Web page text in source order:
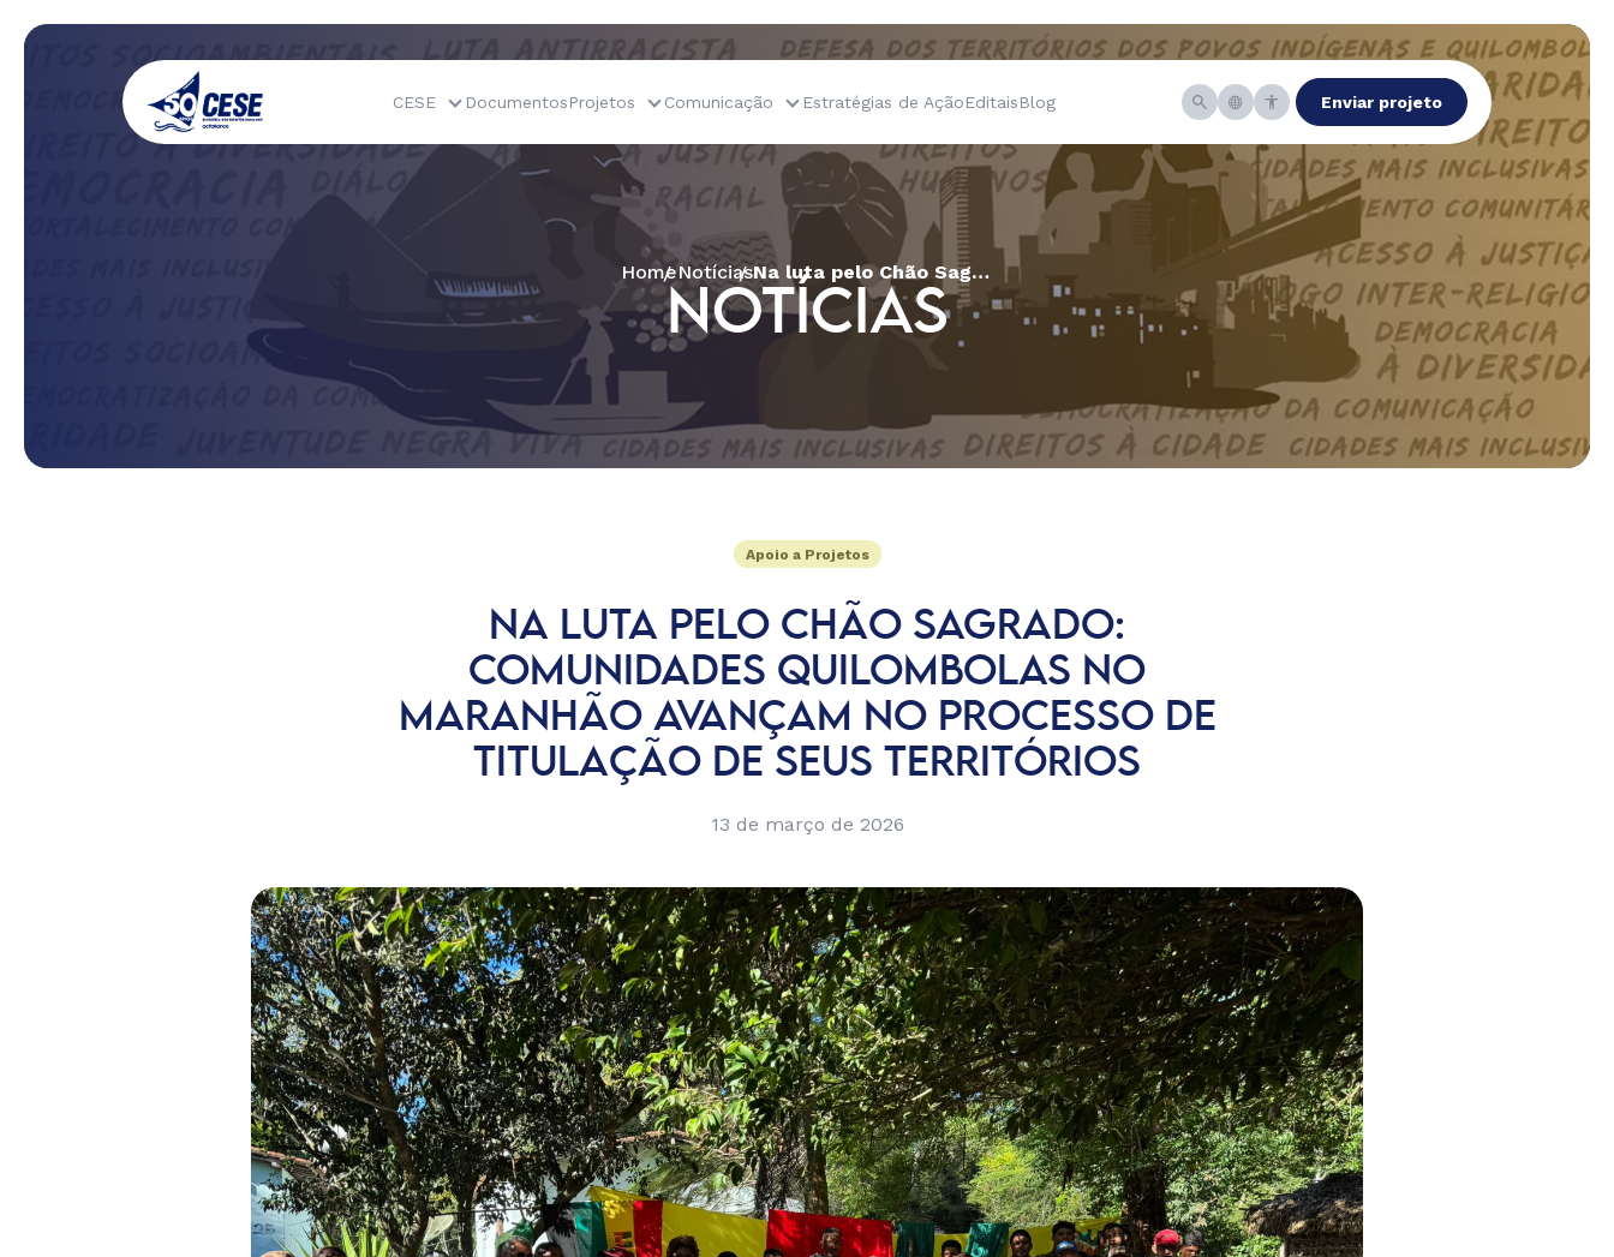
CESE DocumentosProjetos Comunicação Estratégias de AçãoEditaisBlog Enviar projeto
HomeNotícias Na luta pelo Chão Sagrado: comunidades quilombolas no Maranhão avançam no processo de titulação de seus territórios
NOTÍCIAS
Apoio a Projetos
NA LUTA PELO CHÃO SAGRADO:
COMUNIDADES QUILOMBOLAS NO
MARANHÃO AVANÇAM NO PROCESSO DE
TITULAÇÃO DE SEUS TERRITÓRIOS
13 de março de 2026